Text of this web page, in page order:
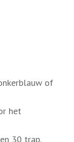
of
het
30 trap.